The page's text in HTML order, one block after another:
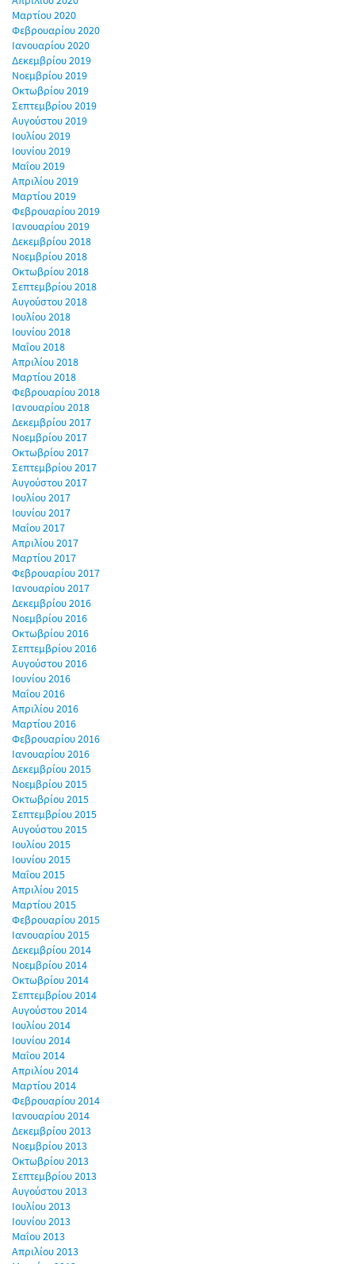
Μαρτίου 2020
Φεβρουαρίου 2020
Ιανουαρίου 2020
Δεκεμβρίου 2019
Νοεμβρίου 2019
Οκτωβρίου 2019
Σεπτεμβρίου 2019
Αυγούστου 2019
Ιουλίου 2019
Ιουνίου 2019
Μαΐου 2019
Απριλίου 2019
Μαρτίου 2019
Φεβρουαρίου 2019
Ιανουαρίου 2019
Δεκεμβρίου 2018
Νοεμβρίου 2018
Οκτωβρίου 2018
Σεπτεμβρίου 2018
Αυγούστου 2018
Ιουλίου 2018
Ιουνίου 2018
Μαΐου 2018
Απριλίου 2018
Μαρτίου 2018
Φεβρουαρίου 2018
Ιανουαρίου 2018
Δεκεμβρίου 2017
Νοεμβρίου 2017
Οκτωβρίου 2017
Σεπτεμβρίου 2017
Αυγούστου 2017
Ιουλίου 2017
Ιουνίου 2017
Μαΐου 2017
Απριλίου 2017
Μαρτίου 2017
Φεβρουαρίου 2017
Ιανουαρίου 2017
Δεκεμβρίου 2016
Νοεμβρίου 2016
Οκτωβρίου 2016
Σεπτεμβρίου 2016
Αυγούστου 2016
Ιουνίου 2016
Μαΐου 2016
Απριλίου 2016
Μαρτίου 2016
Φεβρουαρίου 2016
Ιανουαρίου 2016
Δεκεμβρίου 2015
Νοεμβρίου 2015
Οκτωβρίου 2015
Σεπτεμβρίου 2015
Αυγούστου 2015
Ιουλίου 2015
Ιουνίου 2015
Μαΐου 2015
Απριλίου 2015
Μαρτίου 2015
Φεβρουαρίου 2015
Ιανουαρίου 2015
Δεκεμβρίου 2014
Νοεμβρίου 2014
Οκτωβρίου 2014
Σεπτεμβρίου 2014
Αυγούστου 2014
Ιουλίου 2014
Ιουνίου 2014
Μαΐου 2014
Απριλίου 2014
Μαρτίου 2014
Φεβρουαρίου 2014
Ιανουαρίου 2014
Δεκεμβρίου 2013
Νοεμβρίου 2013
Οκτωβρίου 2013
Σεπτεμβρίου 2013
Αυγούστου 2013
Ιουλίου 2013
Ιουνίου 2013
Μαΐου 2013
Απριλίου 2013